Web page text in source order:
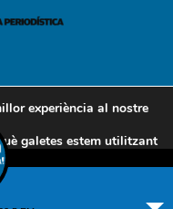
de cookies
AMCL
Local, 2018
experiència al nostre
galetes estem utilitzant